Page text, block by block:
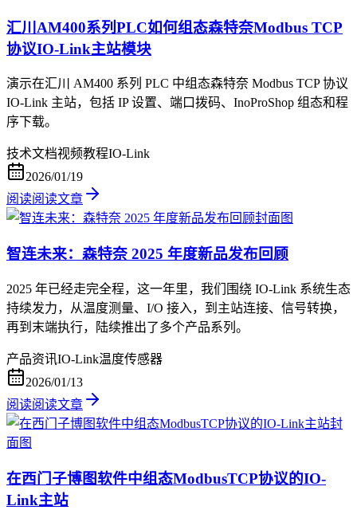
汇川AM400系列PLC如何组态森特奈Modbus TCP
协议IO-Link主站模块
演示在汇川 AM400 系列 PLC 中组态森特奈 Modbus TCP 协议
IO-Link 主站，包括 IP 设置、端口拨码、InoProShop 组态和程
序下载。
技术文档视频教程IO-Link
2026/01/19
阅读阅读文章
智连未来：森特奈 2025 年度新品发布回顾
2025 年已经走完全程，这一年里，我们围绕 IO-Link 系统生态
持续发力，从温度测量、I/O 接入，到主站连接、信号转换，
再到末端执行，陆续推出了多个产品系列。
产品资讯IO-Link温度传感器
2026/01/13
阅读阅读文章
在西门子博图软件中组态ModbusTCP协议的IO-
Link主站